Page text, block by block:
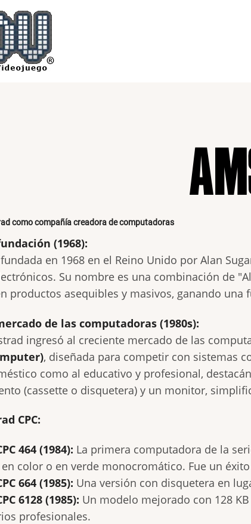
como compañía creadora de computadoras
(1968):
en 1968 en el Reino Unido por Alan
Su nombre es una combinación de
productos asequibles y masivos, ganando
de las computadoras (1980s):
ingresó al creciente mercado de las
, diseñada para competir con sistemas
como al educativo y profesional,
(cassette o disquetera) y un monitor,
CPC:
464 (1984): La primera computadora de la
color o en verde monocromático. Fue un
664 (1985): Una versión con disquetera en
6128 (1985): Un modelo mejorado con 128
profesionales.